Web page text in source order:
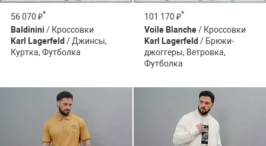
56 070 ₽*
Baldinini / Кроссовки
Karl Lagerfeld / Джинсы,
Куртка, Футболка
101 170 ₽*
Voile Blanche/ Кроссовки
Karl Lagerfeld / Брюки-
джоггеры, Ветровка,
Футболка